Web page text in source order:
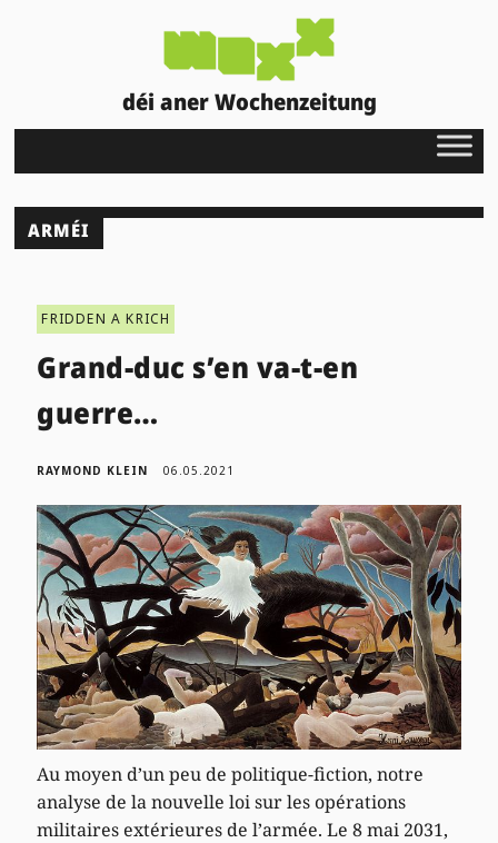
déi aner Wochenzeitung
ARMÉI
FRIDDEN A KRICH
Grand-duc s’en va-t-en
guerre…
RAYMOND KLEIN 06.05.2021
Au moyen d’un peu de politique-fiction, notre
analyse de la nouvelle loi sur les opérations
militaires extérieures de l’armée. Le 8 mai 2031,